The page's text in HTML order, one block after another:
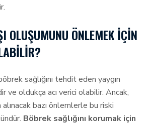
OLUŞUMUNU ÖNLEMEK İÇIN
sağlığını tehdit eden yaygın
ve oldukça acı verici olabilir. Ancak,
bazı önlemlerle bu riski
Böbrek sağlığını korumak için